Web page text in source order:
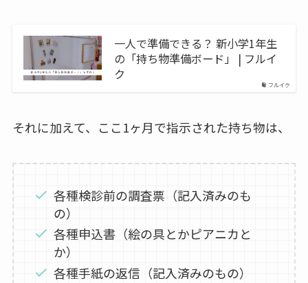
フルイク
一人で準備できる？ 新小学1年生
の「持ち物準備ボード」 | フルイ
ク
それに加えて、ここ1ヶ月で指示された持ち物は、
各種検診前の調査票（記入済みのも
の）
各種申込書（絵の具とかピアニカと
か）
各種手紙の返信（記入済みのもの）